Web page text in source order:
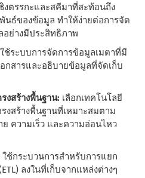
ตรรกะและสคีมาที่สะท้อนถึง
นธ์ของข้อมูล ทําให้ง่ายต่อการจัด
ย่างมีประสิทธิภาพ
ใช้ระบบการจัดการข้อมูลเมตาที่มี
กสารและอธิบายข้อมูลที่จัดเก็บ
งสร้างพื้นฐาน: เลือกเทคโนโลยี
งสร้างพื้นฐานที่เหมาะสมตาม
ความเร็ว และความอ่อนไหว
ใช้กระบวนการสําหรับการแยก
ลงในที่เก็บจากแหล่งต่างๆ